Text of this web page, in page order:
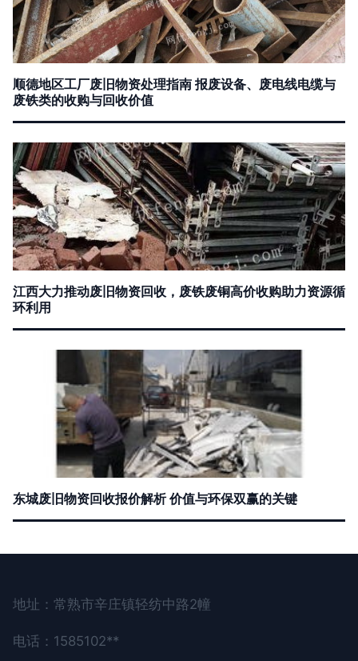
顺德地区工厂废旧物资处理指南 报废设备、废电线电缆与
废铁类的收购与回收价值
江西大力推动废旧物资回收，废铁废铜高价收购助力资源循
环利用
东城废旧物资回收报价解析 价值与环保双赢的关键
地址：常熟市辛庄镇轻纺中路2幢
电话：1585102**